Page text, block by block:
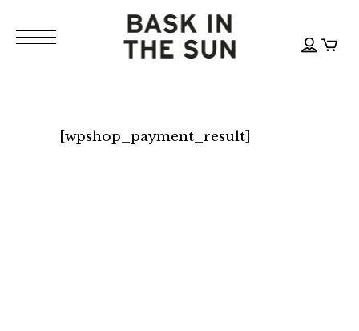
[wpshop_payment_result]